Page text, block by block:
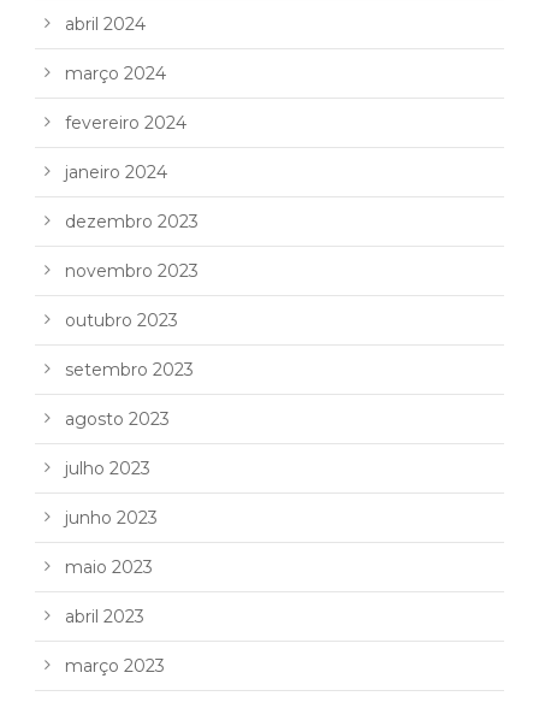
abril 2024
março 2024
fevereiro 2024
janeiro 2024
dezembro 2023
novembro 2023
outubro 2023
setembro 2023
agosto 2023
julho 2023
junho 2023
maio 2023
abril 2023
março 2023